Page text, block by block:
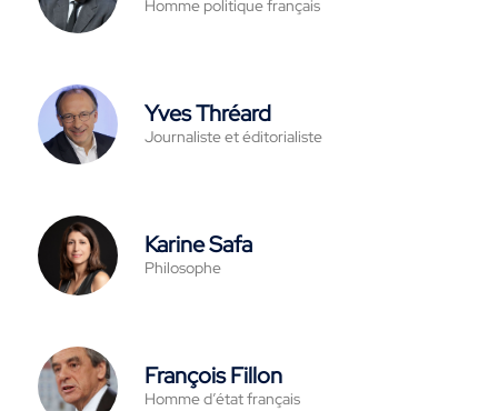
Homme politique français
Yves Thréard
Journaliste et éditorialiste
Karine Safa
Philosophe
François Fillon
Homme d’état français